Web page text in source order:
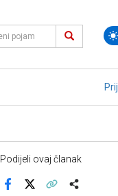
Podijeli ovaj članak